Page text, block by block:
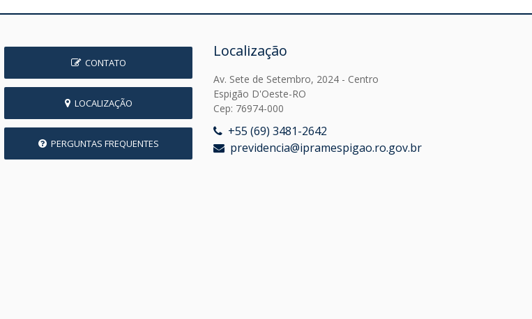
CONTATO
LOCALIZAÇÃO
PERGUNTAS FREQUENTES
Localização
Av. Sete de Setembro, 2024 - Centro
Espigão D'Oeste-RO
Cep: 76974-000
+55 (69) 3481-2642
previdencia@ipramespigao.ro.gov.br